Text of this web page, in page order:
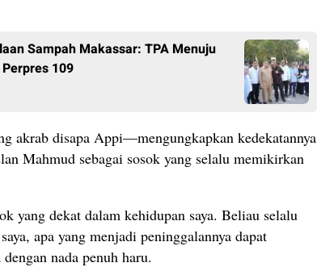
Sampah Makassar: TPA Menuju
109
akrab disapa Appi—mengungkapkan kedekatannya
Mahmud sebagai sosok yang selalu memikirkan
yang dekat dalam kehidupan saya. Beliau selalu
apa yang menjadi peninggalannya dapat
nada penuh haru.